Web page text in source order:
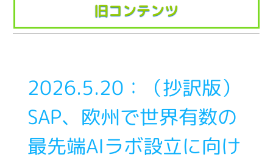
旧コンテンツ
2026.5.20：（抄訳版）
SAP、欧州で世界有数の
最先端AIラボ設立に向け